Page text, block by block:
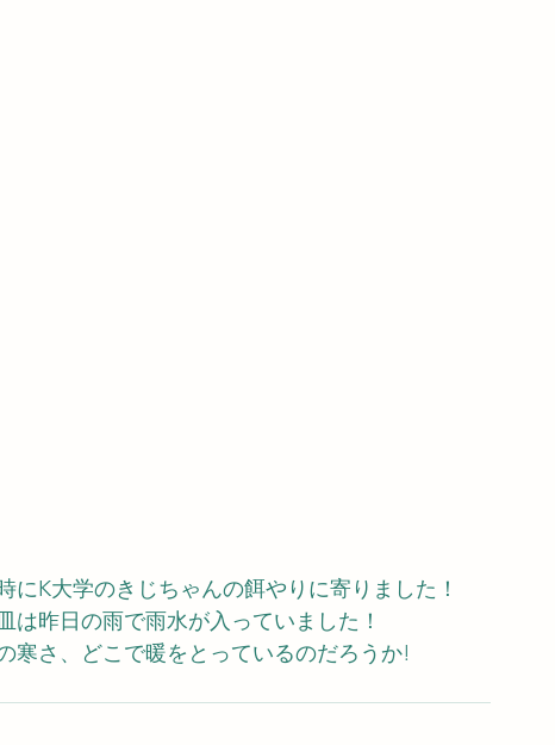
K大学のきじちゃんの餌やりに寄りました！
昨日の雨で雨水が入っていました！
寒さ、どこで暖をとっているのだろうか!